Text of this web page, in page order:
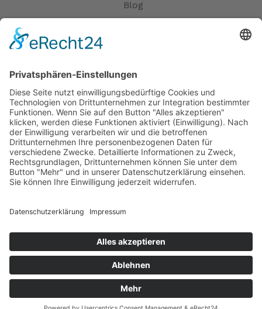
Blog
Öffnungszeiten
Versandpartner
Verfügbarkeiten
Zahlung und Versand
Datenschutz
Fernabsatz
Widerrufsrecht MS
Kontakt
Batterieverordnung
Ergänzende Allgemeine Geschäftsbedingungen zum